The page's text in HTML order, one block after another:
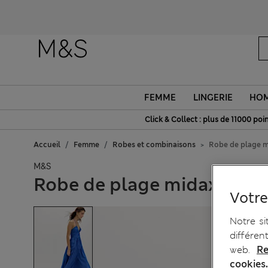
FEMME LINGERIE
Click & Collect : plus de 11000
Accueil Femme Robes et combinaisons Robe de plage
M&S
Robe de plage midaxi
Notre
web.
cookies.